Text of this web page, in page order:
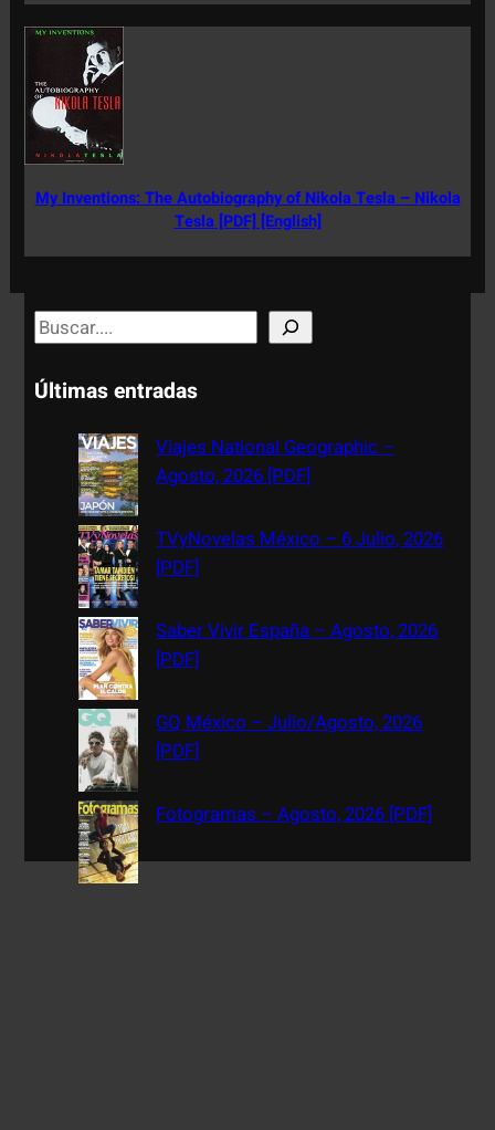
My Inventions: The Autobiography of Nikola Tesla – Nikola
Tesla [PDF] [English]
S
e
a
Últimas entradas
Viajes National Geographic –
Agosto, 2026 [PDF]
TVyNovelas México – 6 Julio, 2026
[PDF]
Saber Vivir España – Agosto, 2026
[PDF]
GQ México – Julio/Agosto, 2026
[PDF]
Fotogramas – Agosto, 2026 [PDF]